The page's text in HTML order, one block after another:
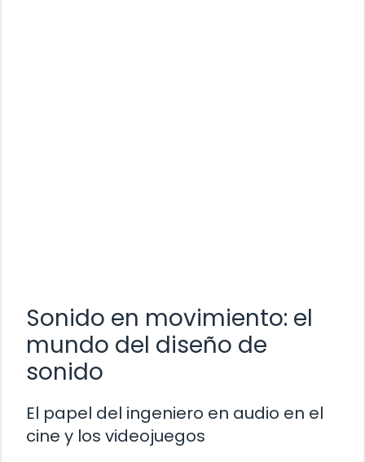
Sonido en movimiento: el
mundo del diseño de
sonido
El papel del ingeniero en audio en el
cine y los videojuegos